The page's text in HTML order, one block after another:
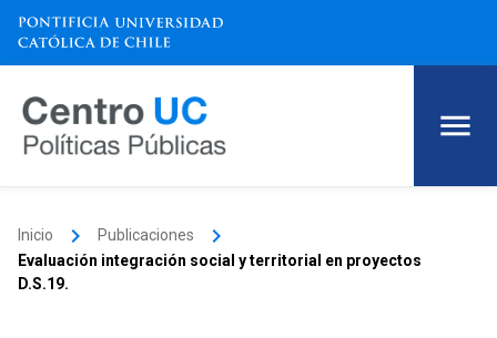
Inicio keyboard_arrow_right Publicaciones keyboard_arrow_right
Evaluación integración social y territorial en proyectos
D.S.19.